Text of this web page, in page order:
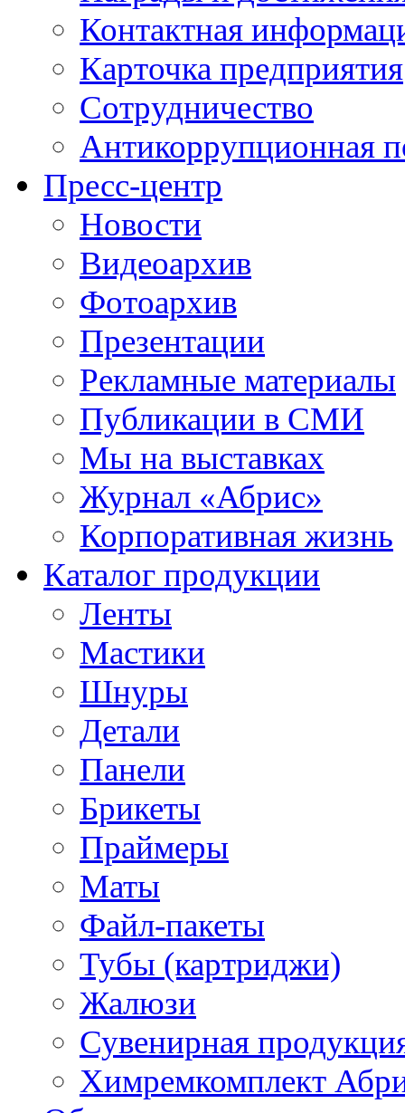
Контактная
Карточка предприятия
Сотрудничество
Антикоррупционная
Пресс-центр
Новости
Видеоархив
Фотоархив
Презентации
Рекламные материалы
Публикации в СМИ
Мы на выставках
Журнал «Абрис»
Корпоративная жизнь
Каталог продукции
Ленты
Мастики
Шнуры
Детали
Панели
Брикеты
Праймеры
Маты
Файл-пакеты
Тубы (картриджи)
Жалюзи
Сувенирная
Химремкомплект